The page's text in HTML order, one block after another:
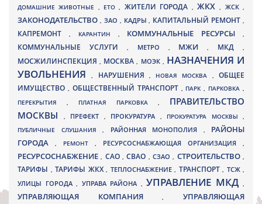
ДОМАШНИЕ ЖИВОТНЫЕ , ЕТО, ЖИТЕЛИ ГОРОДА , ЖКХ, ЖСК,
ЗАКОНОДАТЕЛЬСТВО , ЗАО , КАДРЫ, КАПИТАЛЬНЫЙ РЕМОНТ ,
КАПРЕМОНТ , КАРАНТИН , КОММУНАЛЬНЫЕ РЕСУРСЫ,
КОММУНАЛЬНЫЕ УСЛУГИ , МЕТРО , МЖИ, МКД ,
МОСЖИЛИНСПЕКЦИЯ, МОСКВА , МОЭК , НАЗНАЧЕНИЯ И
УВОЛЬНЕНИЯ, НАРУШЕНИЯ , НОВАЯ МОСКВА ,ОБЩЕЕ
ИМУЩЕСТВО , ОБЩЕСТВЕННЫЙ ТРАНСПОРТ , ПАРК, ПАРКОВКА ,
ПЕРЕКРЫТИЯ , ПЛАТНАЯ ПАРКОВКА , ПРАВИТЕЛЬСТВО
МОСКВЫ
, ПРЕФЕКТ , ПРОКУРАТУРА , ПРОКУРАТУРА МОСКВЫ ,
ПУБЛИЧНЫЕ СЛУШАНИЯ , РАЙОННАЯ МОНОПОЛИЯ , РАЙОНЫ
ГОРОДА
, РЕМОНТ , РЕСУРСОСНАБЖАЮЩАЯ ОРГАНИЗАЦИЯ ,
РЕСУРСОСНАБЖЕНИЕ, САО,СВАО ,СЗАО, СТРОИТЕЛЬСТВО,
ТАРИФЫ , ТАРИФЫ ЖКХ , ТЕПЛОСНАБЖЕНИЕ , ТРАНСПОРТ , ТСЖ ,
УЛИЦЫ ГОРОДА , УПРАВА РАЙОНА , УПРАВЛЕНИЕ МКД ,
УПРАВЛЯЮЩАЯ КОМПАНИЯ,УПРАВЛЯЮЩАЯ